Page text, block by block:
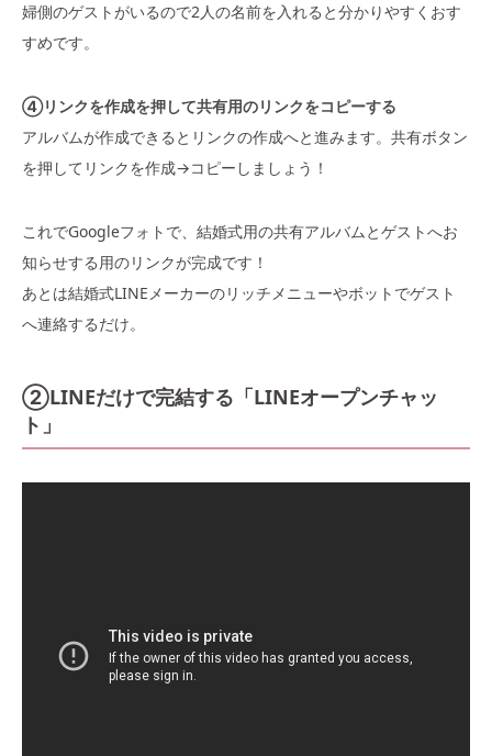
婦側のゲストがいるので2人の名前を入れると分かりやすくおす
すめです。
④リンクを作成を押して共有用のリンクをコピーする
アルバムが作成できるとリンクの作成へと進みます。共有ボタン
を押してリンクを作成→コピーしましょう！
これでGoogleフォトで、結婚式用の共有アルバムとゲストへお
知らせする用のリンクが完成です！
あとは結婚式LINEメーカーのリッチメニューやボットでゲスト
へ連絡するだけ。
②LINEだけで完結する「LINEオープンチャッ
ト」